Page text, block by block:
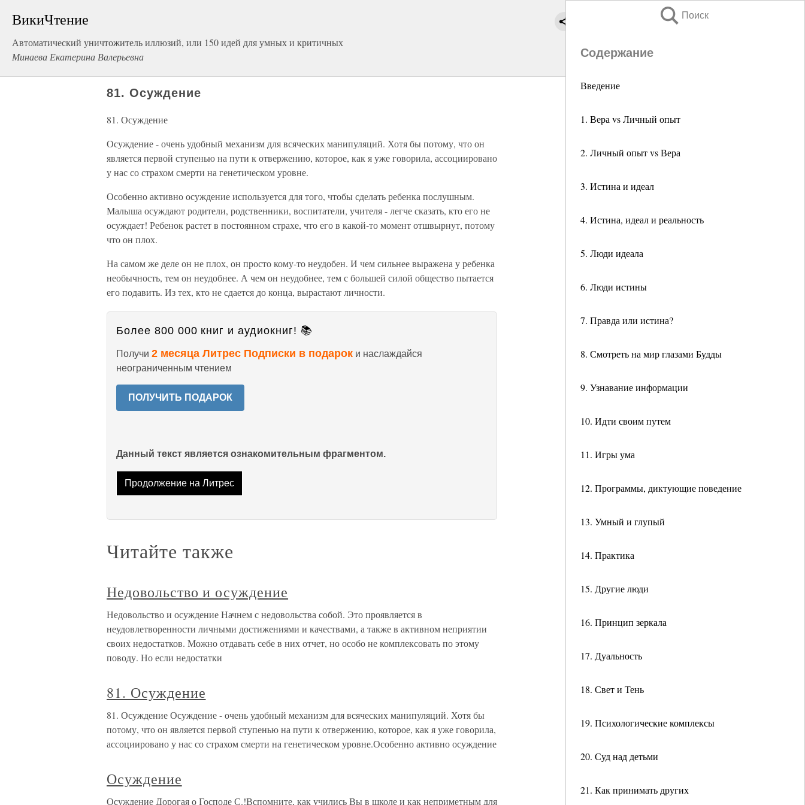
ВикиЧтение
Автоматический уничтожитель иллюзий, или 150 идей для умных и критичных
Минаева Екатерина Валерьевна
Поиск
Содержание
Введение
1. Вера vs Личный опыт
2. Личный опыт vs Вера
3. Истина и идеал
4. Истина, идеал и реальность
5. Люди идеала
6. Люди истины
7. Правда или истина?
8. Смотреть на мир глазами Будды
9. Узнавание информации
10. Идти своим путем
11. Игры ума
12. Программы, диктующие поведение
13. Умный и глупый
14. Практика
15. Другие люди
16. Принцип зеркала
17. Дуальность
18. Свет и Тень
19. Психологические комплексы
20. Суд над детьми
21. Как принимать других
81. Осуждение
81. Осуждение
Осуждение - очень удобный механизм для всяческих манипуляций. Хотя бы потому, что он
является первой ступенью на пути к отвержению, которое, как я уже говорила, ассоциировано
у нас со страхом смерти на генетическом уровне.
Особенно активно осуждение используется для того, чтобы сделать ребенка послушным.
Малыша осуждают родители, родственники, воспитатели, учителя - легче сказать, кто его не
осуждает! Ребенок растет в постоянном страхе, что его в какой-то момент отшвырнут, потому
что он плох.
На самом же деле он не плох, он просто кому-то неудобен. И чем сильнее выражена у ребенка
необычность, тем он неудобнее. А чем он неудобнее, тем с большей силой общество пытается
его подавить. Из тех, кто не сдается до конца, вырастают личности.
Более 800 000 книг и аудиокниг! 📚
Получи 2 месяца Литрес Подписки в подарок и наслаждайся
неограниченным чтением
ПОЛУЧИТЬ ПОДАРОК
Данный текст является ознакомительным фрагментом.
Продолжение на Литрес
Читайте также
Недовольство и осуждение
Недовольство и осуждение Начнем с недовольства собой. Это проявляется в
неудовлетворенности личными достижениями и качествами, а также в активном неприятии
своих недостатков. Можно отдавать себе в них отчет, но особо не комплексовать по этому
поводу. Но если недостатки
81. Осуждение
81. Осуждение Осуждение - очень удобный механизм для всяческих манипуляций. Хотя бы
потому, что он является первой ступенью на пути к отвержению, которое, как я уже говорила,
ассоциировано у нас со страхом смерти на генетическом уровне.Особенно активно осуждение
Осуждение
Осуждение Дорогая о Господе С.!Вспомните, как учились Вы в школе и как неприметным для